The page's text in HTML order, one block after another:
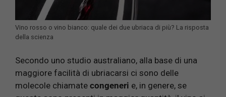
Vino rosso o vino bianco: quale dei due ubriaca di più? La risposta
della scienza
Secondo uno studio australiano, alla base di una
maggiore facilità di ubriacarsi ci sono delle
molecole chiamate congeneri e, in genere, se